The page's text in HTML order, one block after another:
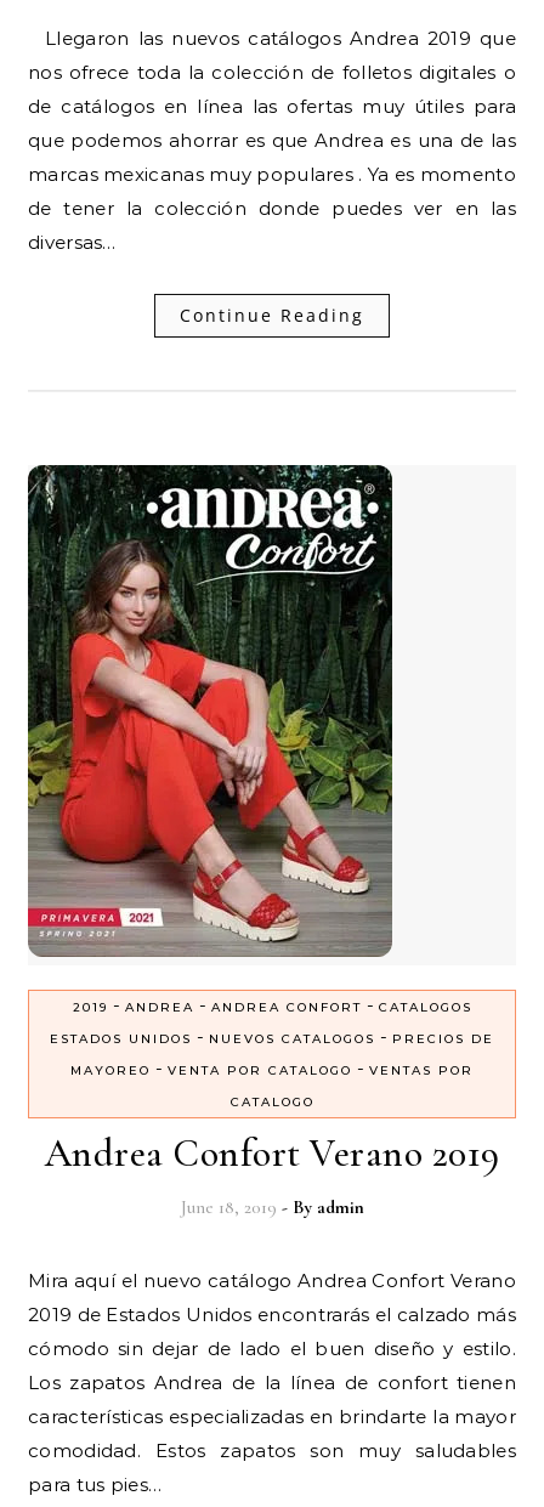
Llegaron las nuevos catálogos Andrea 2019 que
nos ofrece toda la colección de folletos digitales o
de catálogos en línea las ofertas muy útiles para
que podemos ahorrar es que Andrea es una de las
marcas mexicanas muy populares . Ya es momento
de tener la colección donde puedes ver en las
diversas…
Continue Reading
2019 - ANDREA - ANDREA CONFORT - CATALOGOS
ESTADOS UNIDOS - NUEVOS CATALOGOS - PRECIOS DE
MAYOREO - VENTA POR CATALOGO - VENTAS POR
CATALOGO
Andrea Confort Verano 2019
June 18, 2019 - By admin
Mira aquí el nuevo catálogo Andrea Confort Verano
2019 de Estados Unidos encontrarás el calzado más
cómodo sin dejar de lado el buen diseño y estilo.
Los zapatos Andrea de la línea de confort tienen
características especializadas en brindarte la mayor
comodidad. Estos zapatos son muy saludables
para tus pies…